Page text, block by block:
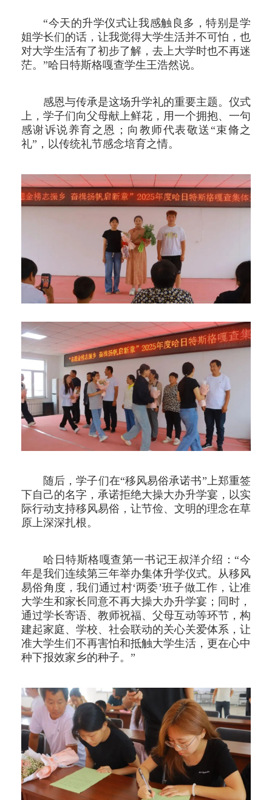
“今天的升学仪式让我感触良多，特别是学
姐学长们的话，让我觉得大学生活并不可怕，也
对大学生活有了初步了解，去上大学时也不再迷
茫。”哈日特斯格嘎查学生王浩然说。
感恩与传承是这场升学礼的重要主题。仪式
上，学子们向父母献上鲜花，用一个拥抱、一句
感谢诉说养育之恩；向教师代表敬送“束脩之
礼”，以传统礼节感念培育之情。
随后，学子们在“移风易俗承诺书”上郑重签
下自己的名字，承诺拒绝大操大办升学宴，以实
际行动支持移风易俗，让节俭、文明的理念在草
原上深深扎根。
哈日特斯格嘎查第一书记王叔洋介绍：“今
年是我们连续第三年举办集体升学仪式。从移风
易俗角度，我们通过村‘两委’班子做工作，让准
大学生和家长同意不再大操大办升学宴；同时，
通过学长寄语、教师祝福、父母互动等环节，构
建起家庭、学校、社会联动的关心关爱体系，让
准大学生们不再害怕和抵触大学生活，更在心中
种下报效家乡的种子。”